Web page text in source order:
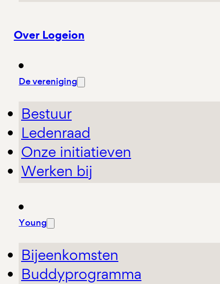
Over Logeion
De vereniging
Bestuur
Ledenraad
Onze initiatieven
Werken bij
Young
Bijeenkomsten
Buddyprogramma